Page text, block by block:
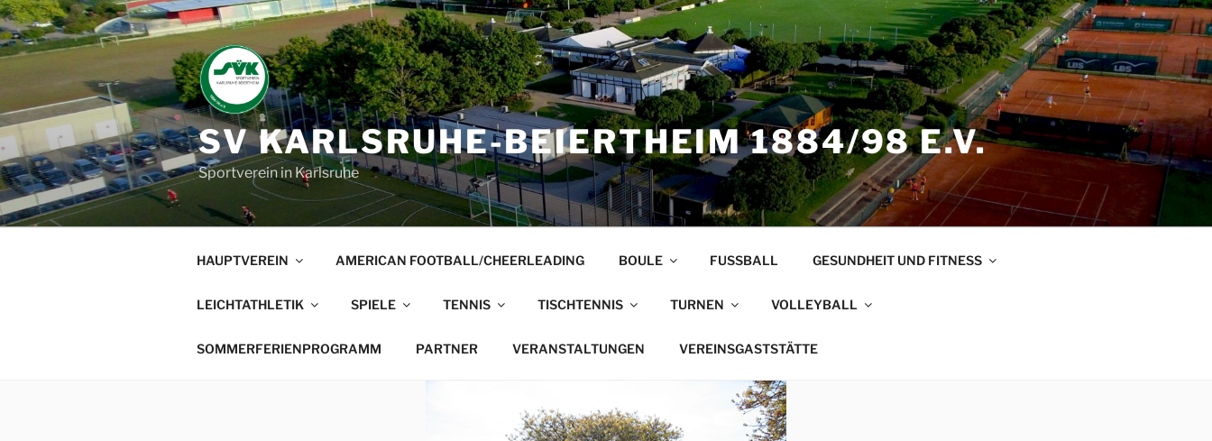
Zum
Inhalt
springen
SV KARLSRUHE-BEIERTHEIM 1884/98 E.V.
Sportverein in Karlsruhe
HAUPTVEREIN AMERICAN FOOTBALL/CHEERLEADING BOULE FUSSBALL GESUNDHEIT UND FITNESS
LEICHTATHLETIK SPIELE TENNIS TISCHTENNIS TURNEN VOLLEYBALL
SOMMERFERIENPROGRAMM PARTNER VERANSTALTUNGEN VEREINSGASTSTÄTTE